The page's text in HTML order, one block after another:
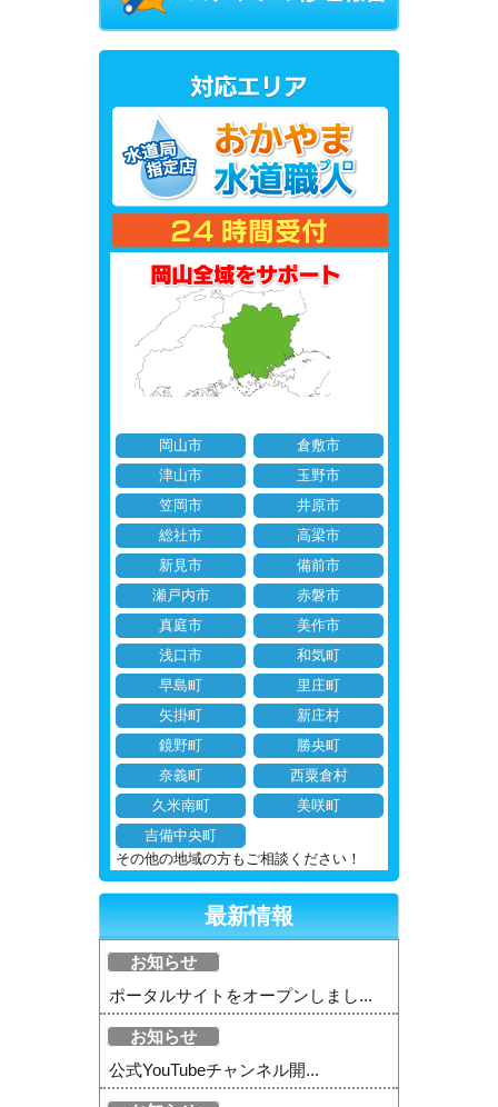
岡山市
倉敷市
津山市
玉野市
笠岡市
井原市
総社市
高梁市
新見市
備前市
瀬戸内市
赤磐市
真庭市
美作市
浅口市
和気町
早島町
里庄町
矢掛町
新庄村
鏡野町
勝央町
奈義町
西粟倉村
久米南町
美咲町
吉備中央町
その他の地域の方もご相談ください！
最新情報
お知らせ
ポータルサイトをオープンしまし...
お知らせ
公式YouTubeチャンネル開...